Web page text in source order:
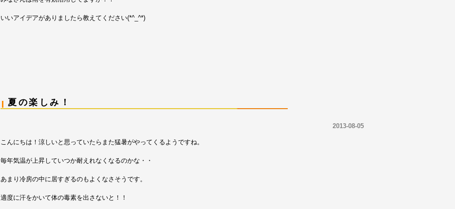
いいアイデアがありましたら教えてください(*^_^*)
夏の楽しみ！
2013-08-05
こんにちは！涼しいと思っていたらまた猛暑がやってくるようですね。
毎年気温が上昇していつか耐えれなくなるのかな・・
あまり冷房の中に居すぎるのもよくなさそうです。
適度に汗をかいて体の毒素を出さないと！！